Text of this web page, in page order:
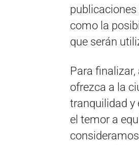
como la
que serán
Para
ofrezca a la
tranquilidad y
el temor a